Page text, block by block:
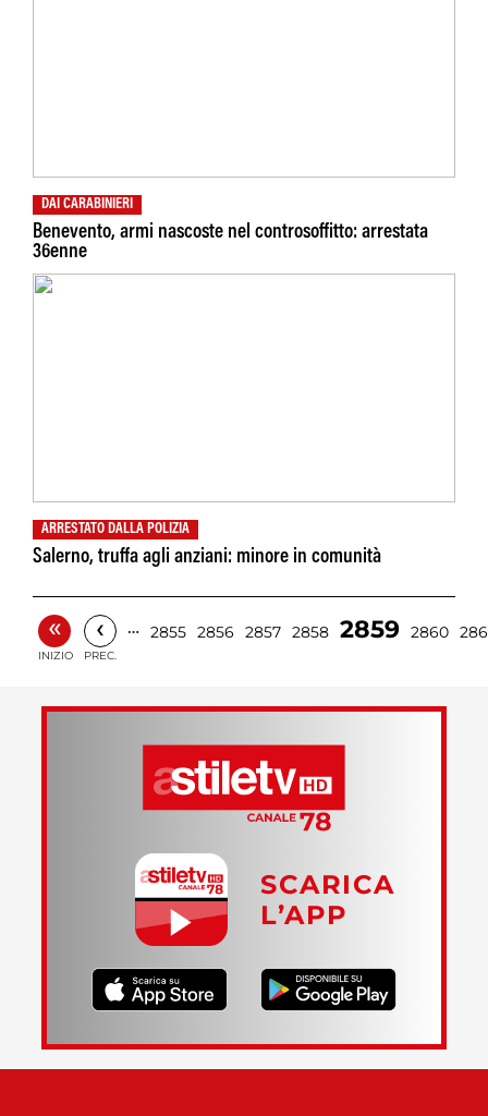
DAI CARABINIERI
Benevento, armi nascoste nel controsoffitto: arrestata
36enne
ARRESTATO DALLA POLIZIA
Salerno, truffa agli anziani: minore in comunità
«
INIZIO
‹
PREC.
… 2855 2856 2857 2858 2859 2860
SCARICA
L’APP